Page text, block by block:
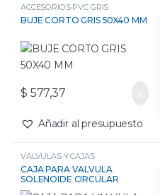
ACCESORIOS PVC GRIS
BUJE CORTO GRIS 50X40 MM
$ 577,37
Añadir al presupuesto
VALVULAS Y CAJAS
CAJA PARA VALVULA
SOLENOIDE CIRCULAR
LARGE